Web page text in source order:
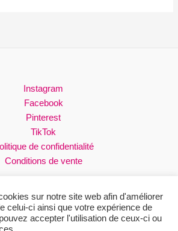
Instagram
Facebook
Pinterest
TikTok
de confidentialité
Conditions de vente
réservés © 2026 Loli
sur notre site web afin d'améliorer
celui-ci ainsi que votre expérience de
accepter l'utilisation de ceux-ci ou